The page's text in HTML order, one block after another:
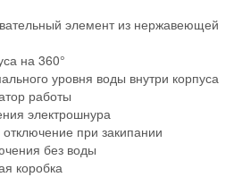
элемент из нержавеющей
на 360°
уровня воды внутри корпуса
работы
электрошнура
при закипании
без воды
коробка